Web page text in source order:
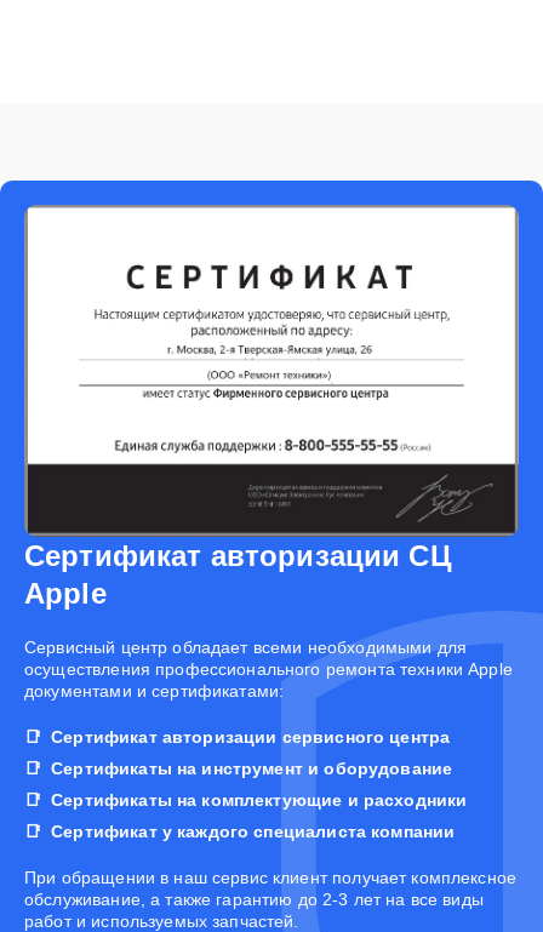
Сертификат авторизации СЦ
Apple
Cервисный центр обладает всеми необходимыми для
осуществления профессионального ремонта техники Apple
документами и сертификатами:
Сертификат авторизации сервисного центра
Сертификаты на инструмент и оборудование
Сертификаты на комплектующие и расходники
Сертификат у каждого специалиста компании
При обращении в наш сервис клиент получает комплексное
обслуживание, а также гарантию до 2-3 лет на все виды
работ и используемых запчастей.